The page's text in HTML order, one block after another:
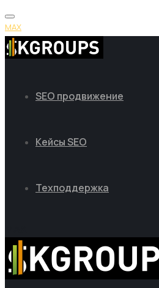
MAX
SEO продвижение
Кейсы SEO
Техподдержка